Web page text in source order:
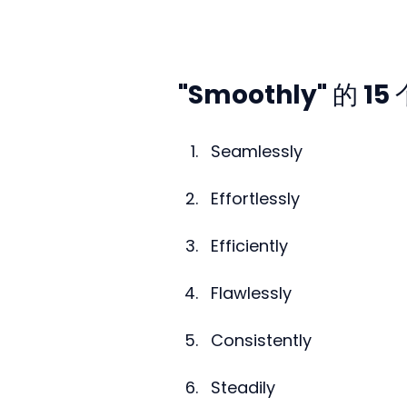
"Smoothly" 的 15
Seamlessly
Effortlessly
Efficiently
Flawlessly
Consistently
Steadily